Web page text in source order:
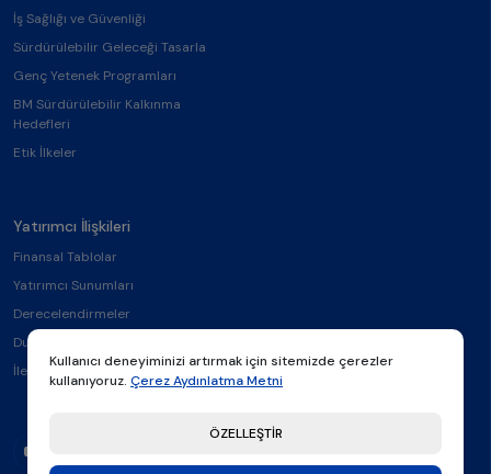
Kullanıcı deneyiminizi artırmak için sitemizde çerezler
kullanıyoruz. Çerez Aydınlatma Metni
ÖZELLEŞTİR
İş Sağlığı ve Güvenliği
Sürdürülebilir Geleceği Tasarla
Genç Yetenek Programları
BM Sürdürülebilir Kalkınma
Hedefleri
Etik İlkeler
Yatırımcı İlişkileri
Finansal Tablolar
Yatırımcı Sunumları
Derecelendirmeler
Duyurular
İletişim